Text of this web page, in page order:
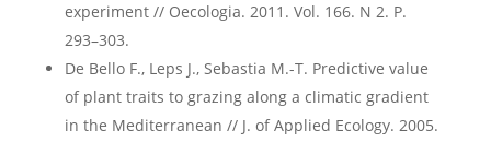
experiment // Oecologia. 2011. Vol. 166. N 2. P.
293–303.
De Bello F., Leps J., Sebastia M.-T. Predictive value
of plant traits to grazing along a climatic gradient
in the Mediterranean // J. of Applied Ecology. 2005.